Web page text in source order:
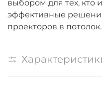
выбором для тех,
эффективные
проекторов в потолок.